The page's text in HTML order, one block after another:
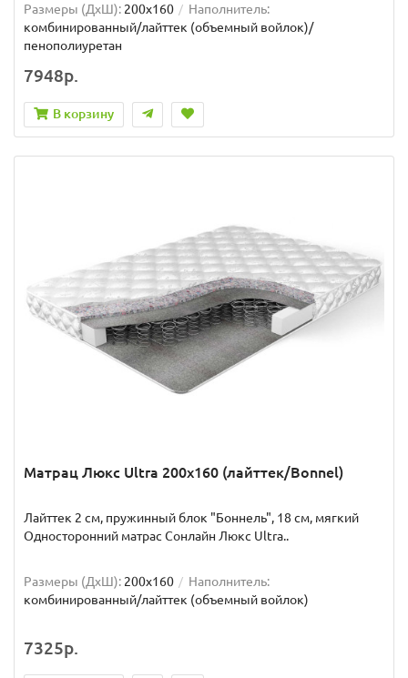
Размеры (ДxШ): 200x160
Наполнитель:
комбинированный/лайттек (объемный войлок)/
пенополиуретан
7948р.
В корзину
Матрац Люкс Ultra 200x160 (лайттек/Bonnel)
Лайттек 2 см, пружинный блок "Боннель", 18 см, мягкий
Односторонний матрас Сонлайн Люкс Ultra..
Размеры (ДxШ): 200x160
Наполнитель:
комбинированный/лайттек (объемный войлок)
7325р.